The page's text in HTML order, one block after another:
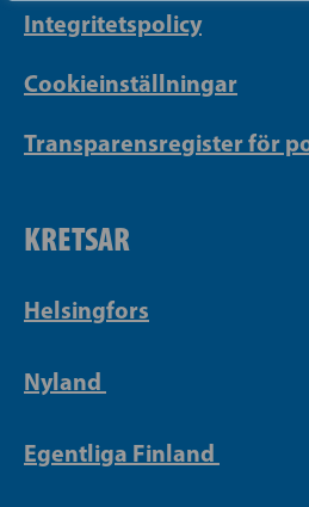
Integritetspolicy
Cookieinställningar
Transparensregister för
KRETSAR
Helsingfors
Nyland
Egentliga Finland